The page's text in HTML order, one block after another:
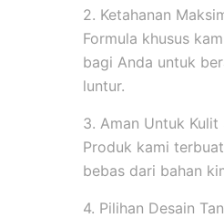
2. Ketahanan
Formula khusus
bagi Anda untuk
luntur.
3. Aman Untuk Kulit
Produk kami
bebas dari bahan
4. Pilihan Desain